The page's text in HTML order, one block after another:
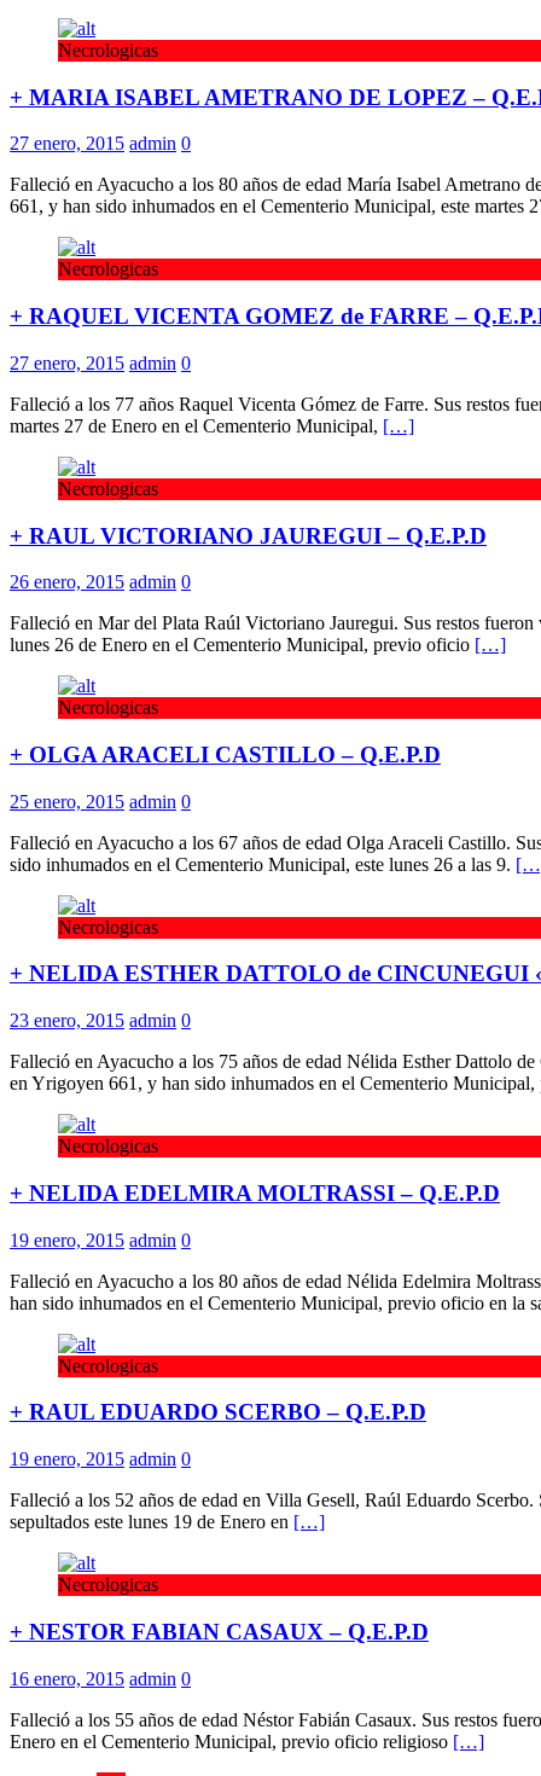
Necrologicas
+ MARIA ISABEL AMETRANO DE LOPEZ –
27 enero, 2015 admin 0
Falleció en Ayacucho a los 80 años de edad María Isabel Ametrano
661, y han sido inhumados en el Cementerio Municipal, este martes
Necrologicas
+ RAQUEL VICENTA GOMEZ de FARRE –
27 enero, 2015 admin 0
Falleció a los 77 años Raquel Vicenta Gómez de Farre. Sus restos
martes 27 de Enero en el Cementerio Municipal, […]
Necrologicas
+ RAUL VICTORIANO JAUREGUI – Q.E.P.D
26 enero, 2015 admin 0
Falleció en Mar del Plata Raúl Victoriano Jauregui. Sus restos
lunes 26 de Enero en el Cementerio Municipal, previo oficio […]
Necrologicas
+ OLGA ARACELI CASTILLO – Q.E.P.D
25 enero, 2015 admin 0
Falleció en Ayacucho a los 67 años de edad Olga Araceli Castillo.
sido inhumados en el Cementerio Municipal, este lunes 26 a las 9.
Necrologicas
+ NELIDA ESTHER DATTOLO de CINCUNEGUI
23 enero, 2015 admin 0
Falleció en Ayacucho a los 75 años de edad Nélida Esther Dattolo
en Yrigoyen 661, y han sido inhumados en el Cementerio
Necrologicas
+ NELIDA EDELMIRA MOLTRASSI – Q.E.P.D
19 enero, 2015 admin 0
Falleció en Ayacucho a los 80 años de edad Nélida Edelmira
han sido inhumados en el Cementerio Municipal, previo oficio en la
Necrologicas
+ RAUL EDUARDO SCERBO – Q.E.P.D
19 enero, 2015 admin 0
Falleció a los 52 años de edad en Villa Gesell, Raúl Eduardo
sepultados este lunes 19 de Enero en […]
Necrologicas
+ NESTOR FABIAN CASAUX – Q.E.P.D
16 enero, 2015 admin 0
Falleció a los 55 años de edad Néstor Fabián Casaux. Sus restos
Enero en el Cementerio Municipal, previo oficio religioso […]